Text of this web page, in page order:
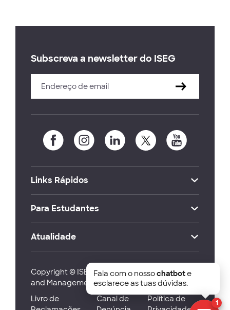
Subscreva a newsletter do ISEG
Links Rápidos
Para Estudantes
Atualidade
Copyright © ISEG Lisbon School of Economics
and Management 2026
Livro de
Canal de
Política de
1
Fala com o nossochatbote
esclarece as tuas dúvidas.